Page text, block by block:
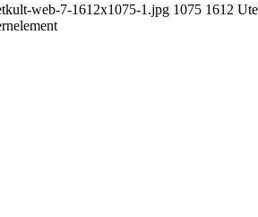
web-7-1612x1075-1.jpg 1075 1612